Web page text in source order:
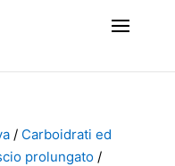
/ Carboidrati ed
prolungato/